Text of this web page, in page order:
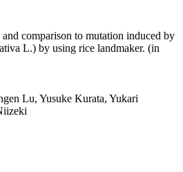
comparison to mutation induced by
L.) by using rice landmaker. (in
Lu, Yusuke Kurata, Yukari